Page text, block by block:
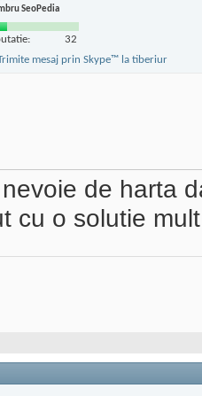
SeoPedia
32
de harta
cu o solutie